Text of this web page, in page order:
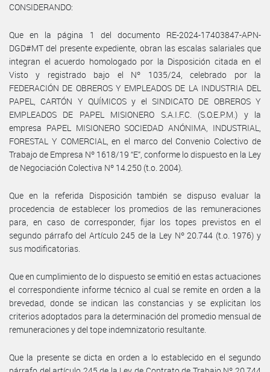
CONSIDERANDO:
Que en la página 1 del documento RE-2024-17403847-APN-
DGD#MT del presente expediente, obran las escalas salariales que
integran el acuerdo homologado por la Disposición citada en el
Visto y registrado bajo el Nº 1035/24, celebrado por la
FEDERACIÓN DE OBREROS Y EMPLEADOS DE LA INDUSTRIA DEL
PAPEL, CARTÓN Y QUÍMICOS y el SINDICATO DE OBREROS Y
EMPLEADOS DE PAPEL MISIONERO S.A.I.F.C. (S.O.E.P.M.) y la
empresa PAPEL MISIONERO SOCIEDAD ANÓNIMA, INDUSTRIAL,
FORESTAL Y COMERCIAL, en el marco del Convenio Colectivo de
Trabajo de Empresa Nº 1618/19 “E”, conforme lo dispuesto en la Ley
de Negociación Colectiva Nº 14.250 (t.o. 2004).
Que en la referida Disposición también se dispuso evaluar la
procedencia de establecer los promedios de las remuneraciones
para, en caso de corresponder, fijar los topes previstos en el
segundo párrafo del Artículo 245 de la Ley Nº 20.744 (t.o. 1976) y
sus modificatorias.
Que en cumplimiento de lo dispuesto se emitió en estas actuaciones
el correspondiente informe técnico al cual se remite en orden a la
brevedad, donde se indican las constancias y se explicitan los
criterios adoptados para la determinación del promedio mensual de
remuneraciones y del tope indemnizatorio resultante.
Que la presente se dicta en orden a lo establecido en el segundo